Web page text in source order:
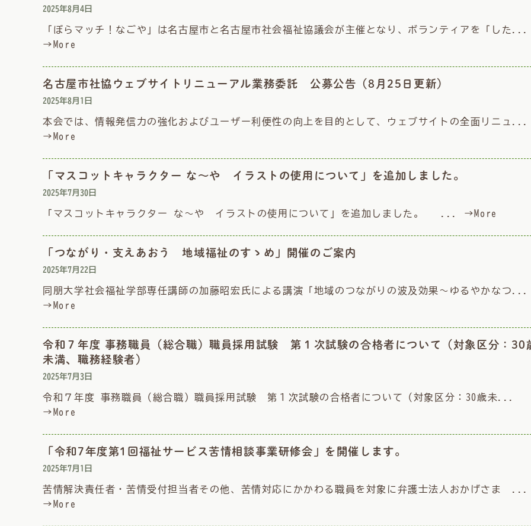
2025年8月4日
「ぼらマッチ！なごや」は名古屋市と名古屋市社会福祉協議会が主催となり、ボランティアを「した...
→More
名古屋市社協ウェブサイトリニューアル業務委託 公募公告（8月25日更新）
2025年8月1日
本会では、情報発信力の強化およびユーザー利便性の向上を目的として、ウェブサイトの全面リニュ...
→More
「マスコットキャラクター な～や イラストの使用について」を追加しました。
2025年7月30日
「マスコットキャラクター な～や イラストの使用について」を追加しました。 ... →More
「つながり・支えあおう 地域福祉のすゝめ」開催のご案内
2025年7月22日
同朋大学社会福祉学部専任講師の加藤昭宏氏による講演「地域のつながりの波及効果～ゆるやかなつ...
→More
令和７年度 事務職員（総合職）職員採用試験 第１次試験の合格者について（対象区分：30
未満、職務経験者）
2025年7月3日
令和７年度 事務職員（総合職）職員採用試験 第１次試験の合格者について（対象区分：30歳未...
→More
「令和7年度第1回福祉サービス苦情相談事業研修会」を開催します。
2025年7月1日
苦情解決責任者・苦情受付担当者その他、苦情対応にかかわる職員を対象に弁護士法人おかげさま ...
→More